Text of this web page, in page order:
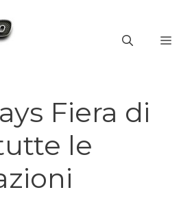
Fiera di
le